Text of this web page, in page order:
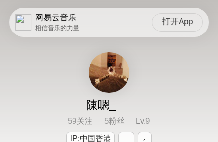
网易云音乐
相信音乐的力量
打开App
陳嗯_
59关注 5粉丝 Lv.9
IP:中国香港